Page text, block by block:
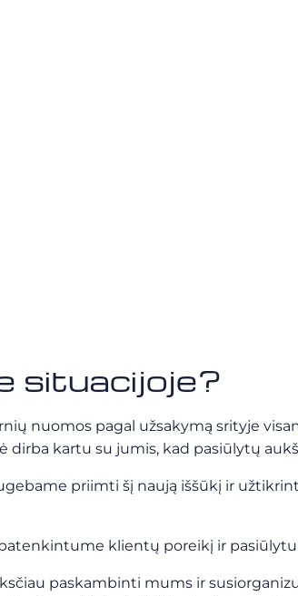
situacijoje?
nuomos pagal užsakymą srityje
kartu su jumis, kad pasiūlytų
priimti šį naują iššūkį ir
klientų poreikį ir
paskambinti mums ir